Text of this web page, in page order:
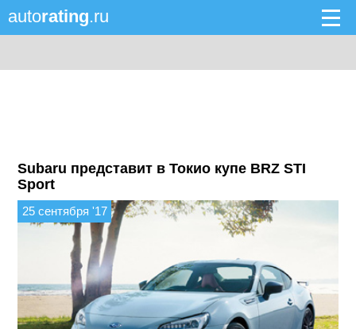
autorating.ru
Subaru представит в Токио купе BRZ STI
Sport
25 сентября '17